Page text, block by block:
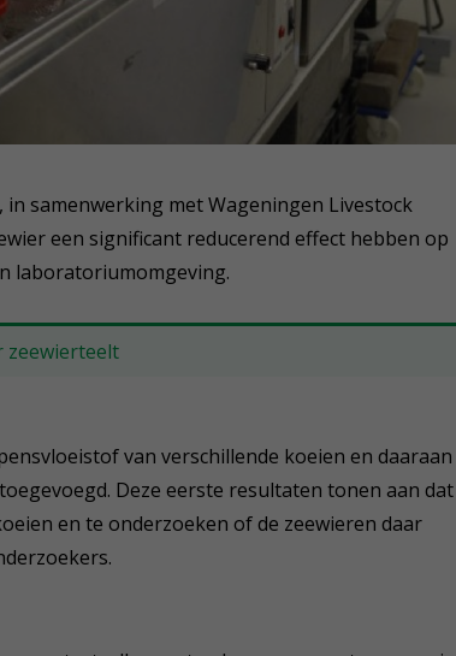
samenwerking met Wageningen Livestock
een significant reducerend effect hebben op
laboratoriumomgeving.
zeewierteelt
van verschillende koeien en daaraan
Deze eerste resultaten tonen aan dat
en te onderzoeken of de zeewieren daar